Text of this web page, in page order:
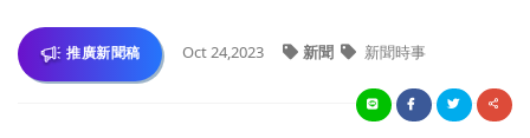
推廣新聞稿 Oct 24,2023 新聞 新聞時事